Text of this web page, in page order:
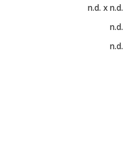
n.d. x n.d.
n.d.
n.d.